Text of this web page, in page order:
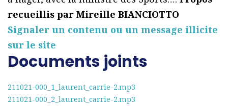
recueillis par Mireille BIANCIOTTO
Signaler un contenu ou un message illicite
sur le site
Documents joints
211021-000_1_laurent_carrie-2.mp3
211021-000_2_laurent_carrie-2.mp3